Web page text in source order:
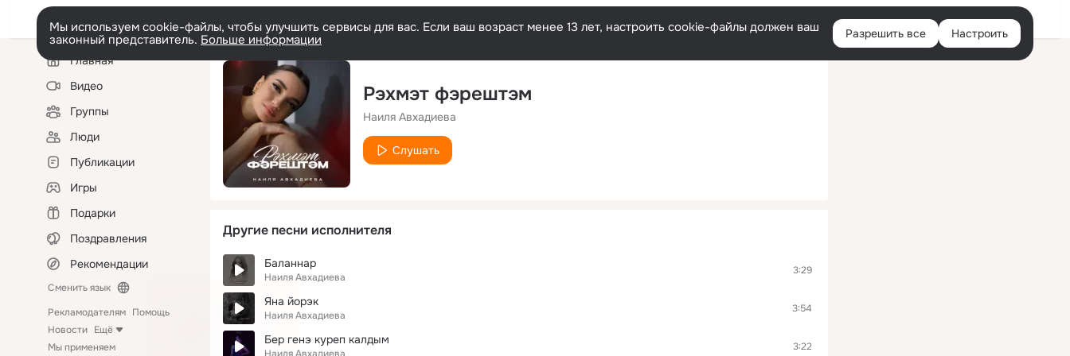
Войти
Мы используем cookie-файлы, чтобы улучшить сервисы для вас. Если ваш возраст менее 13 лет, настроить cookie-файлы должен ваш
законный представитель. Больше информации Разрешить все Настроить
Левая
колонкаГлавная
Видео
Группы
Люди
Публикации
Игры
Подарки
Поздравления
Рекомендации
Сменить язык
Рекламодателям Помощь
Новости Ещё
Мы применяем
Рэхмэт фэрештэм
Наиля Авхадиева
Слушать
Другие песни исполнителя
Баланнар
Наиля Авхадиева
3:29
Яна йорэк
Наиля Авхадиева
3:54
Бер генэ куреп калдым 3:22